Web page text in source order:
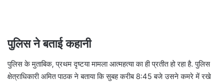
पुलिस ने बताई कहानी
पुलिस के मुताबिक, प्रथम दृष्टया मामला आत्महत्या का ही प्रतीत हो रहा है. पुलिस
क्षेत्राधिकारी अमित पाठक ने बताया कि सुबह करीब 8:45 बजे उसने कमरे में रखे